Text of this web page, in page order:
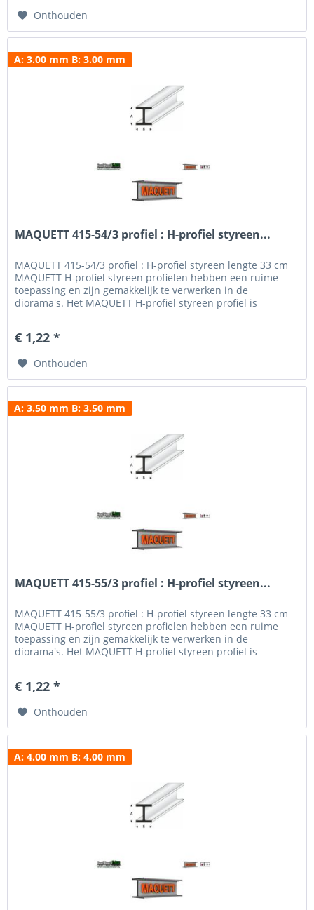
Onthouden
A: 3.00 mm B: 3.00 mm
MAQUETT 415-54/3 profiel : H-profiel styreen...
MAQUETT 415-54/3 profiel : H-profiel styreen lengte 33 cm
MAQUETT H-profiel styreen profielen hebben een ruime
toepassing en zijn gemakkelijk te verwerken in de
diorama's. Het MAQUETT H-profiel styreen profiel is
en weatheren hebben wij een uitgebreid programma verf...
€ 1,22 *
Onthouden
A: 3.50 mm B: 3.50 mm
MAQUETT 415-55/3 profiel : H-profiel styreen...
MAQUETT 415-55/3 profiel : H-profiel styreen lengte 33 cm
MAQUETT H-profiel styreen profielen hebben een ruime
toepassing en zijn gemakkelijk te verwerken in de
diorama's. Het MAQUETT H-profiel styreen profiel is
en weatheren hebben wij een uitgebreid programma verf...
€ 1,22 *
Onthouden
A: 4.00 mm B: 4.00 mm